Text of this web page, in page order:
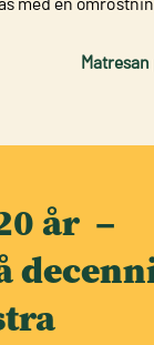
år –